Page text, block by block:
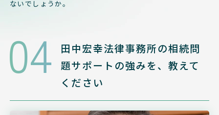
ないでしょうか。
04
田中宏幸法律事務所の相続問
題サポートの強みを、教えて
ください